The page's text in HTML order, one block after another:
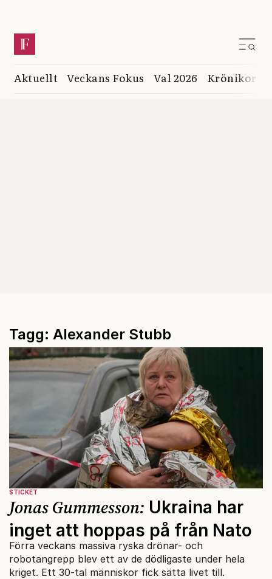
Aktuellt Veckans Fokus Val 2026 Krönikor
Tagg: Alexander Stubb
STICKET
Jonas Gummesson: Ukraina har
inget att hoppas på från Nato
Förra veckans massiva ryska drönar- och
robotangrepp blev ett av de dödligaste under hela
kriget. Ett 30-tal människor fick sätta livet till.